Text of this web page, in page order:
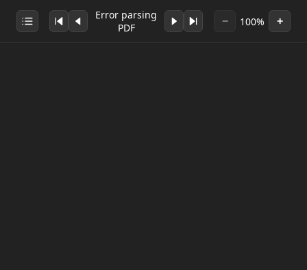
Error parsing
PDF
− 100% +